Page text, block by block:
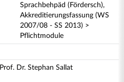
Sprachbehpäd (Fördersch),
Akkreditierungsfassung (WS
2007/08 - SS 2013) >
Pflichtmodule
Prof. Dr. Stephan Sallat